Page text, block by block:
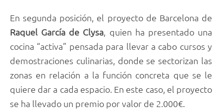
En segunda posición, el proyecto de Barcelona de
Raquel García de Clysa, quien ha presentado una
cocina “activa” pensada para llevar a cabo cursos y
demostraciones culinarias, donde se sectorizan las
zonas en relación a la función concreta que se le
quiere dar a cada espacio. En este caso, el proyecto
se ha llevado un premio por valor de 2.000€.